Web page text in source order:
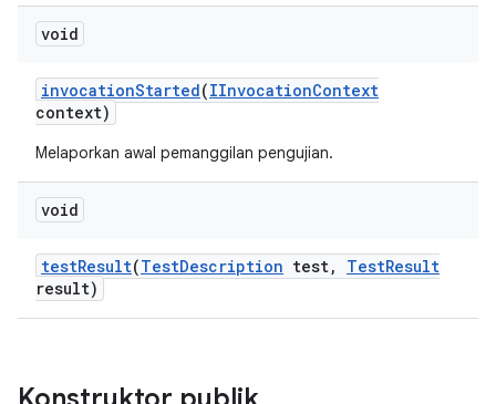
void
invocationStarted(IInvocationContext
context)
Melaporkan awal pemanggilan pengujian.
void
testResult(TestDescription test, TestResult
result)